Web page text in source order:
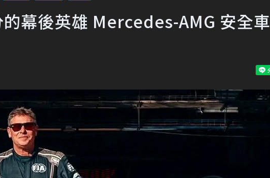
幕後英雄 Mercedes-AMG 安全車